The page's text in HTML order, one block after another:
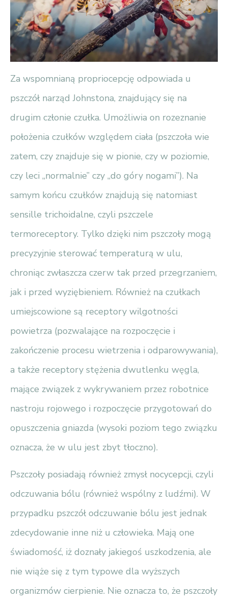
Za wspomnianą propriocepcję odpowiada u
pszczół narząd Johnstona, znajdujący się na
drugim członie czułka. Umożliwia on rozeznanie
położenia czułków względem ciała (pszczoła wie
zatem, czy znajduje się w pionie, czy w poziomie,
czy leci „normalnie” czy „do góry nogami”). Na
samym końcu czułków znajdują się natomiast
sensille trichoidalne, czyli pszczele
termoreceptory. Tylko dzięki nim pszczoły mogą
precyzyjnie sterować temperaturą w ulu,
chroniąc zwłaszcza czerw tak przed przegrzaniem,
jak i przed wyziębieniem. Również na czułkach
umiejscowione są receptory wilgotności
powietrza (pozwalające na rozpoczęcie i
zakończenie procesu wietrzenia i odparowywania),
a także receptory stężenia dwutlenku węgla,
mające związek z wykrywaniem przez robotnice
nastroju rojowego i rozpoczęcie przygotowań do
opuszczenia gniazda (wysoki poziom tego związku
oznacza, że w ulu jest zbyt tłoczno).
Pszczoły posiadają również zmysł nocycepcji, czyli
odczuwania bólu (również wspólny z ludźmi). W
przypadku pszczół odczuwanie bólu jest jednak
zdecydowanie inne niż u człowieka. Mają one
świadomość, iż doznały jakiegoś uszkodzenia, ale
nie wiąże się z tym typowe dla wyższych
organizmów cierpienie. Nie oznacza to, że pszczoły